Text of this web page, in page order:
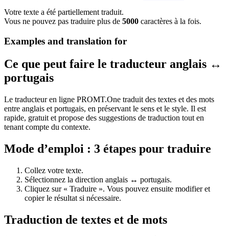
Votre texte a été partiellement traduit.
Vous ne pouvez pas traduire plus de 5000 caractères à la fois.
Examples and translation for
Ce que peut faire le traducteur anglais ↔
portugais
Le traducteur en ligne PROMT.One traduit des textes et des mots
entre anglais et portugais, en préservant le sens et le style. Il est
rapide, gratuit et propose des suggestions de traduction tout en
tenant compte du contexte.
Mode d’emploi : 3 étapes pour traduire
Collez votre texte.
Sélectionnez la direction anglais ↔ portugais.
Cliquez sur « Traduire ». Vous pouvez ensuite modifier et
copier le résultat si nécessaire.
Traduction de textes et de mots